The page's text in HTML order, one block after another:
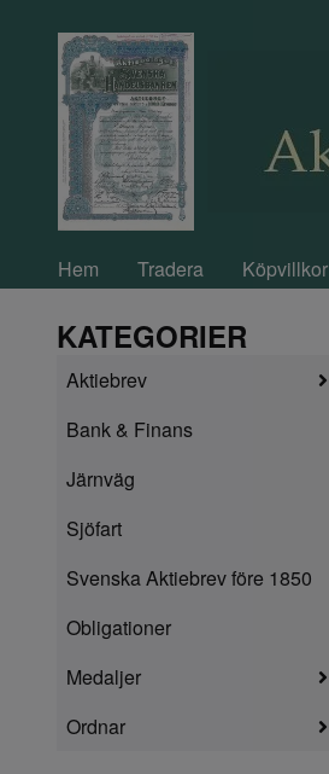
Hem Tradera Köpvillkor
KATEGORIER
Aktiebrev
Bank & Finans
Järnväg
Sjöfart
Svenska Aktiebrev före 1850
Obligationer
Medaljer
Ordnar